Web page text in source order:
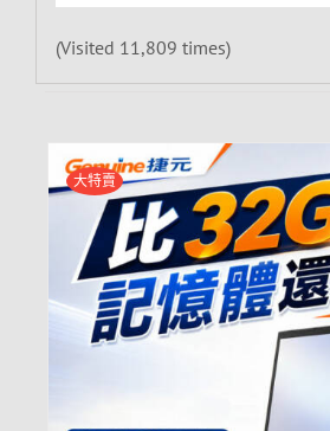
(Visited 11,809 times)
大特賣